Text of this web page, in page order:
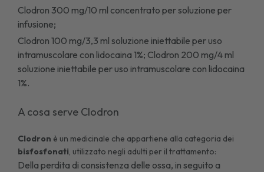
Clodron 300 mg/10 ml concentrato per soluzione per
infusione;
Clodron 100 mg/3,3 ml soluzione iniettabile per uso
intramuscolare con lidocaina 1%; Clodron 200 mg/4 ml
soluzione iniettabile per uso intramuscolare con lidocaina
1%.
A cosa serve Clodron
Clodron è un medicinale che appartiene alla categoria dei
bisfosfonati, utilizzato negli adulti per il trattamento:
Della perdita di consistenza delle ossa, in seguito a